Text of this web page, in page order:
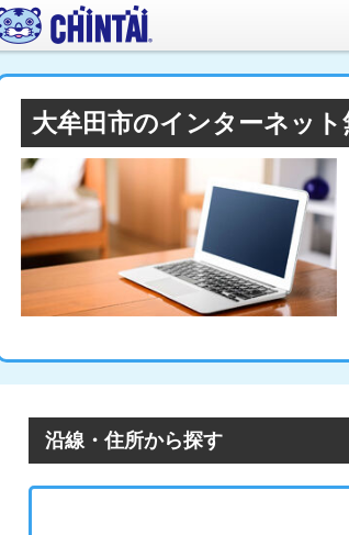
大牟田市のインターネッ
沿線・住所から探す